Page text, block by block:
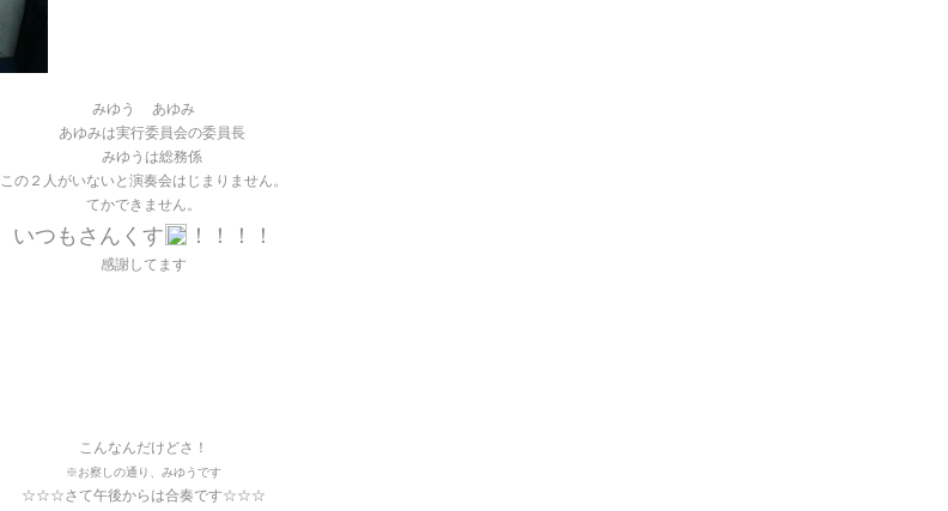
みゆう
あゆみ
あゆみは実行委員会の委員長
みゆうは総務係
この２人がいないと演奏会はじまりません。
てかできません。
いつもさんくす ！！！！
感謝してます
こんなんだけどさ！
※お察しの通り、みゆうです
☆☆☆さて午後からは合奏です☆☆☆